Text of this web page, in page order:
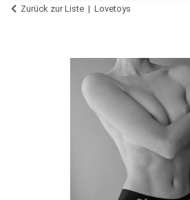
Zurück zur Liste Lovetoys